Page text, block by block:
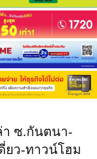
า ซ.กันตนา-
ยว-ทาวน์โฮม